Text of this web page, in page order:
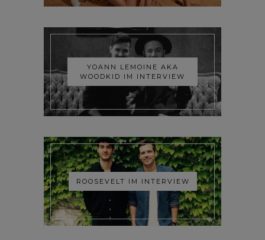
YOANN LEMOINE AKA
WOODKID IM INTERVIEW
ROOSEVELT IM INTERVIEW